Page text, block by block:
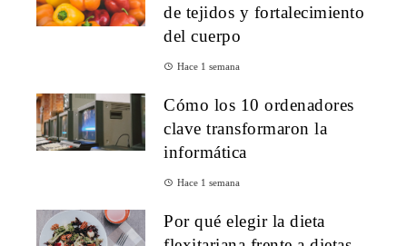
de tejidos y fortalecimiento
del cuerpo
Hace 1 semana
Cómo los 10 ordenadores
clave transformaron la
informática
Hace 1 semana
Por qué elegir la dieta